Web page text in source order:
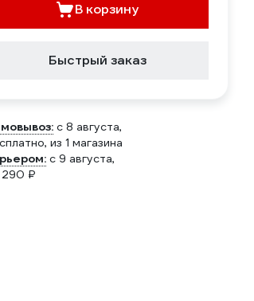
В корзину
Быстрый заказ
c 8 августа,
, из 1 магазина
c 9 августа,
290 ₽